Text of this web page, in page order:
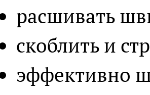
расшивать
скоблить и
эффективно